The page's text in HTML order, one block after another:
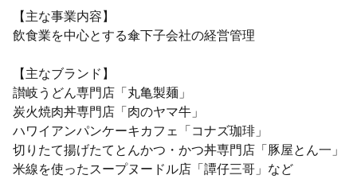
【主な事業内容】
飲食業を中心とする傘下子会社の経営管理
【主なブランド】
讃岐うどん専門店「丸亀製麺」
炭火焼肉丼専門店「肉のヤマ牛」
ハワイアンパンケーキカフェ「コナズ珈琲」
切りたて揚げたてとんかつ・かつ丼専門店「豚屋とん一」
米線を使ったスープヌードル店「譚仔三哥」など